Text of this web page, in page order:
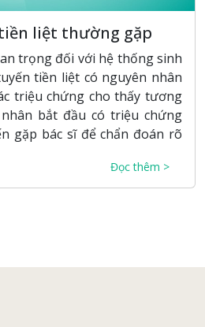
liệt thường gặp
trọng đối với hệ thống sinh
tiền liệt có nguyên nhân
triệu chứng cho thấy tương
bắt đầu có triệu chứng
gặp bác sĩ để chẩn đoán rõ
Đọc thêm >